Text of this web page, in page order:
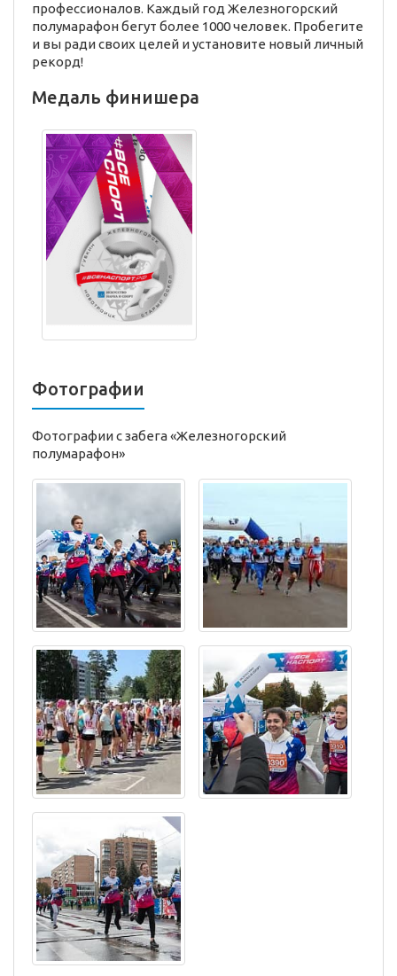
профессионалов. Каждый год Железногорский
полумарафон бегут более 1000 человек. Пробегите
и вы ради своих целей и установите новый личный
рекорд!
Медаль финишера
Фотографии
Фотографии с забега «Железногорский
полумарафон»